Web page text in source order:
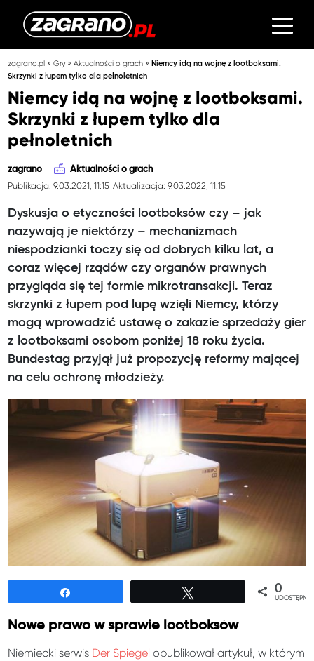
zagrano.pl »Gry»Aktualności o grach »Niemcy idą na wojnę z lootboksami.
Skrzynki z łupem tylko dla pełnoletnich
Niemcy idą na wojnę z lootboksami.
Skrzynki z łupem tylko dla
pełnoletnich
zagrano Aktualności o grach
Publikacja: 9.03.2021, 11:15 Aktualizacja: 9.03.2022, 11:15
Dyskusja o etyczności lootboksów czy – jak
nazywają je niektórzy – mechanizmach
niespodzianki toczy się od dobrych kilku lat, a
coraz więcej rządów czy organów prawnych
przygląda się tej formie mikrotransakcji. Teraz
skrzynki z łupem pod lupę wzięli Niemcy, którzy
mogą wprowadzić ustawę o zakazie sprzedaży gier
z lootboksami osobom poniżej 18 roku życia.
Bundestag przyjął już propozycję reformy mającej
na celu ochronę młodzieży.
0
Nowe prawo w sprawie lootboksów
Niemiecki serwis Der Spiegel opublikował artykuł, w którym